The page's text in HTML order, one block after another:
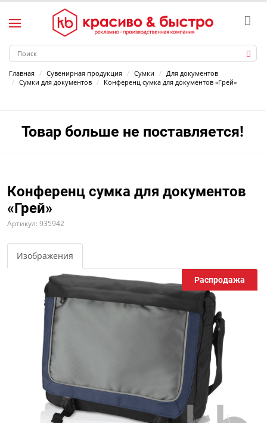
Главная Сувенирная продукция Сумки
Для документов
Сумки для документов
Конференц сумка для документов «Грей»
Товар больше не поставляется!
Конференц сумка для документов
«Грей»
Артикул: 935942
Изображения
Распродажа